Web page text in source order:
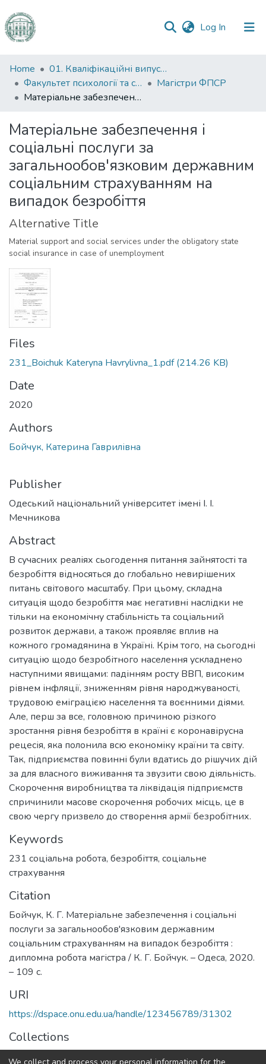
Log In (current)
Communities
&
Collections
Statistics
Home
01. Кваліфікаційні випускні роботи здобувачів вищої освіти
Факультет психології та соціальної роботи
Магістри ФПСР
Матеріальне забезпечення і соціальні послуги за загальнообов'язковим державним соціальним страхуванням на випадок безробіття
Матеріальне забезпечення і
соціальні послуги за
загальнообов'язковим державним
соціальним страхуванням на
випадок безробіття
Alternative Title
Material support and social services under the obligatory state
social insurance in case of unemployment
Files
231_Boichuk Kateryna Havrylivna_1.pdf(214.26 KB)
Date
2020
Authors
Бойчук, Катерина Гаврилівна
Publisher
Одеський національний університет імені І. І.
Мечникова
Abstract
В сучасних реаліях сьогодення питання зайнятості та
безробіття відносяться до глобально невирішених
питань світового масштабу. При цьому, складна
ситуація щодо безробіття має негативні наслідки не
тільки на економічну стабільність та соціальний
розвиток держави, а також проявляє вплив на
кожного громадянина в Україні. Крім того, на сьогодні
ситуацію щодо безробітного населення ускладнено
наступними явищами: падінням росту ВВП, високим
рівнем інфляції, зниженням рівня народжуваності,
трудовою еміграцією населення та воєнними діями.
Але, перш за все, головною причиною різкого
зростання рівня безробіття в країні є коронавірусна
рецесія, яка полонила всю економіку країни та світу.
Так, підприємства повинні були вдатись до рішучих дій
за для власного виживання та звузити свою діяльність.
Скорочення виробництва та ліквідація підприємств
спричинили масове скорочення робочих місць, це в
свою чергу призвело до створення армії безробітних.
Keywords
231 соціальна робота, безробіття, соціальне
страхування
Citation
Бойчук, К. Г. Матеріальне забезпечення і соціальні
послуги за загальнообов'язковим державним
соціальним страхуванням на випадок безробіття :
дипломна робота магістра / К. Г. Бойчук. – Одеса, 2020.
– 109 с.
URI
https://dspace.onu.edu.ua/handle/123456789/31302
Collections
Магістри ФПСР